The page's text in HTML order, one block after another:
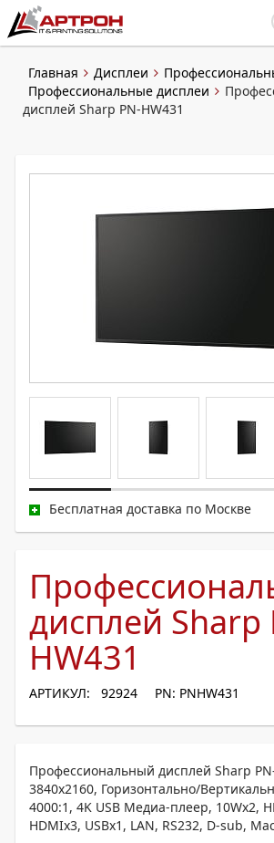
Главная Дисплеи
Профессиональные дисплеи
дисплей Sharp PN-HW431
Бесплатная доставка по Москве
дисплей Sharp
HW431
АРТИКУЛ: 92924 PN: PNHW431
Профессиональный дисплей Sharp
3840x2160, Горизонтально/
4000:1, 4K USB Медиа-плеер, 10Wx2,
HDMIx3, USBx1, LAN, RS232, D-sub,